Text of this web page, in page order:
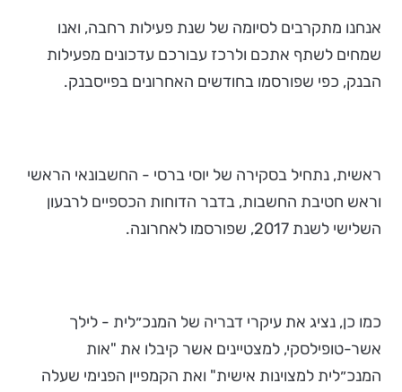
אנחנו מתקרבים לסיומה של שנת פעילות רחבה, ואנו
שמחים לשתף אתכם ולרכז עבורכם עדכונים מפעילות
הבנק, כפי שפורסמו בחודשים האחרונים בפייסבנק.
ראשית, נתחיל בסקירה של יוסי ברסי - החשבונאי הראשי
וראש חטיבת החשבות, בדבר הדוחות הכספיים לרבעון
השלישי לשנת 2017, שפורסמו לאחרונה.
כמו כן, נציג את עיקרי דבריה של המנכ״לית - לילך
אשר-טופילסקי, למצטיינים אשר קיבלו את "אות
המנכ״לית למצוינות אישית" ואת הקמפיין הפנימי שעלה